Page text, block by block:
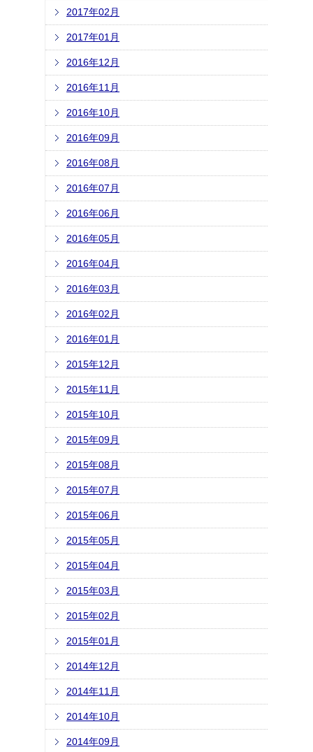
2017年02月
2017年01月
2016年12月
2016年11月
2016年10月
2016年09月
2016年08月
2016年07月
2016年06月
2016年05月
2016年04月
2016年03月
2016年02月
2016年01月
2015年12月
2015年11月
2015年10月
2015年09月
2015年08月
2015年07月
2015年06月
2015年05月
2015年04月
2015年03月
2015年02月
2015年01月
2014年12月
2014年11月
2014年10月
2014年09月